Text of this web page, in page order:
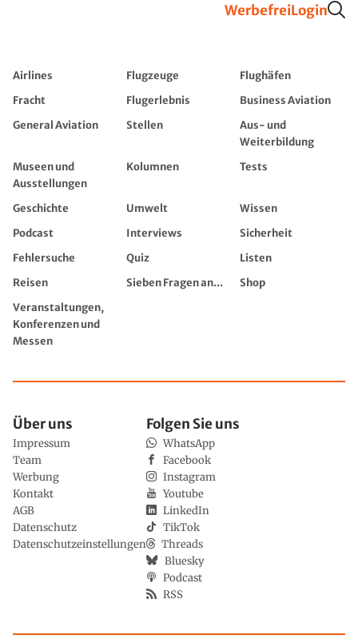
WerbefreiLogin
Airlines Flugzeuge
Flughäfen
Fracht
Flugerlebnis
Business Aviation
General Aviation
Stellen
Aus- und
Weiterbildung
Museen und
Ausstellungen
Kolumnen Tests
Geschichte Umwelt
Wissen
Podcast
Interviews
Sicherheit
Fehlersuche
Quiz
Listen
Reisen
Sieben Fragen an...
Shop
Veranstaltungen,
Konferenzen und
Messen
Über uns
Impressum
Team
Werbung
Kontakt
AGB
Datenschutz
Datenschutzeinstellungen
Folgen Sie uns
WhatsApp
Facebook
Instagram
Youtube
LinkedIn
TikTok
Threads
Bluesky
Podcast
RSS